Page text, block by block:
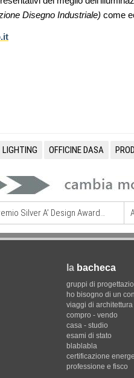
Disegno Industriale) come
LIGHTING OFFICINE DASA
Anacleto Spazzapan vince il premio Silver A’ Design Award 2017
la bacheca
gruppi di
ho bisogno di un
viaggi di architettura
compro - vendo
casa - studio
esami di stato
blablabla
certificazione
professione e fisco